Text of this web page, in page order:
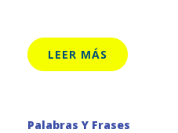
LEER MÁS
Palabras Y Frases